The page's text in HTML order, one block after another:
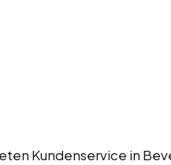
Kundenservice in